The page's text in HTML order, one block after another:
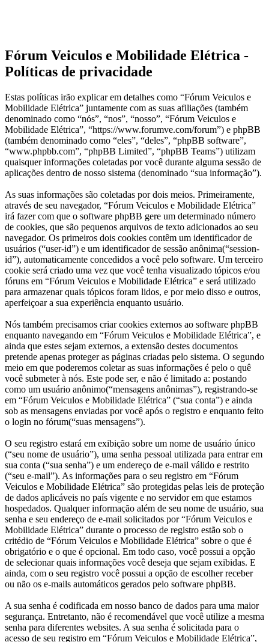
Fórum Veiculos e Mobilidade Elétrica -
Políticas de privacidade
Estas políticas irão explicar em detalhes como “Fórum Veiculos e
Mobilidade Elétrica” juntamente com as suas afiliações (também
denominado como “nós”, “nos”, “nosso”, “Fórum Veiculos e
Mobilidade Elétrica”, “https://www.forumve.com/forum”) e phpBB
(também denominado como “eles”, “deles”, “phpBB software”,
“www.phpbb.com”, “phpBB Limited”, “phpBB Teams”) utilizam
quaisquer informações coletadas por você durante alguma sessão de
aplicações dentro de nosso sistema (denominado “sua informação”).
As suas informações são coletadas por dois meios. Primeiramente,
através de seu navegador, “Fórum Veiculos e Mobilidade Elétrica”
irá fazer com que o software phpBB gere um determinado número
de cookies, que são pequenos arquivos de texto adicionados ao seu
navegador. Os primeiros dois cookies contêm um identificador de
usuários (“user-id”) e um identificador de sessão anônima(“session-
id”), automaticamente concedidos a você pelo software. Um terceiro
cookie será criado uma vez que você tenha visualizado tópicos e/ou
fóruns em “Fórum Veiculos e Mobilidade Elétrica” e será utilizado
para armazenar quais tópicos foram lidos, e por meio disso e outros,
aperfeiçoar a sua experiência enquanto usuário.
Nós também precisamos criar cookies externos ao software phpBB
enquanto navegando em “Fórum Veiculos e Mobilidade Elétrica”, e
ainda que estes sejam externos, a extensão destes documentos
pretende apenas proteger as páginas criadas pelo sistema. O segundo
meio em que poderemos coletar as suas informações é pelo o quê
você submeter à nós. Este pode ser, e não é limitado a: postando
como um usuário anônimo(“mensagens anônimas”), registrando-se
em “Fórum Veiculos e Mobilidade Elétrica” (“sua conta”) e ainda
sob as mensagens enviadas por você após o registro e enquanto feito
o login no fórum(“suas mensagens”).
O seu registro estará em exibição sobre um nome de usuário único
(“seu nome de usuário”), uma senha pessoal utilizada para entrar em
sua conta (“sua senha”) e um endereço de e-mail válido e restrito
(“seu e-mail”). As informações para o seu registro em “Fórum
Veiculos e Mobilidade Elétrica” são protegidas pelas leis de proteção
de dados aplicáveis no país vigente e no servidor em que estamos
hospedados. Qualquer informação além de seu nome de usuário, sua
senha e seu endereço de e-mail solicitados por “Fórum Veiculos e
Mobilidade Elétrica” durante o processo de registro estão sob o
critédio de “Fórum Veiculos e Mobilidade Elétrica” sobre o que é
obrigatório e o que é opcional. Em todo caso, você possui a opção
de selecionar quais informações você deseja que sejam exibidas. E
ainda, com o seu registro você possui a opção de escolher receber
ou não os e-mails automáticos gerados pelo software phpBB.
A sua senha é codificada em nosso banco de dados para uma maior
segurança. Entretanto, não é recomendável que você utilize a mesma
senha para diferentes websites. A sua senha é solicitada para o
acesso de seu registro em “Fórum Veiculos e Mobilidade Elétrica”,